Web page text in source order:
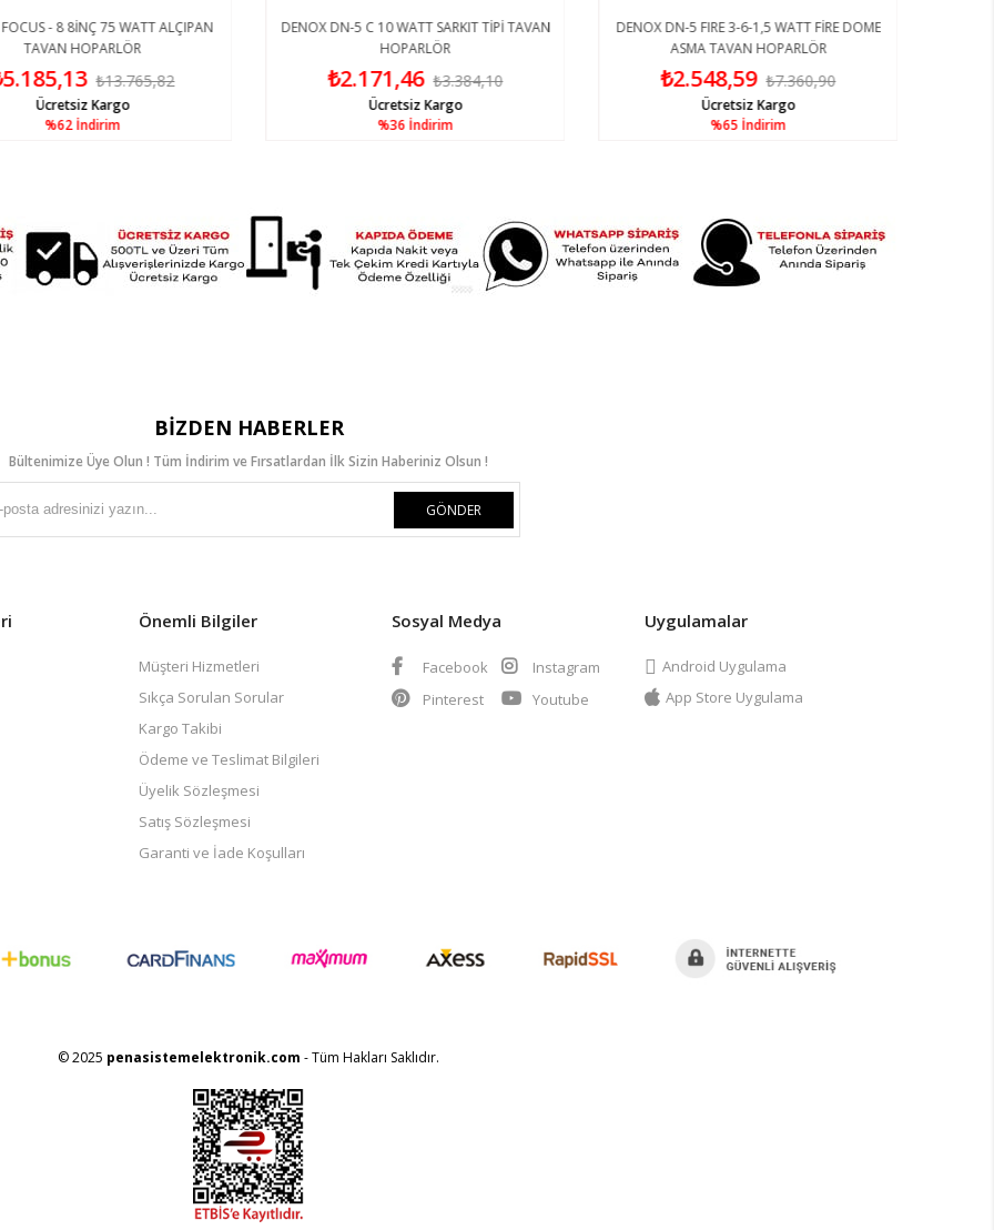
- 8 8İNÇ 75 WATT ALÇIPAN
TAVAN HOPARLÖR
₺13.765,82
%62 İndirim
Ücretsiz Kargo
DENOX DN-5 C 10 WATT SARKIT TİPİ TAVAN
HOPARLÖR
₺2.171,46 ₺3.384,10
%36 İndirim
Ücretsiz Kargo
DENOX DN-5 FIRE 3-6-1,5 WATT FİRE DOME
ASMA TAVAN HOPARLÖR
₺2.548,59 ₺7.360,90
%65 İndirim
Ücretsiz Kargo
BIZDEN HABERLER
Bültenimize Üye Olun ! Tüm İndirim ve Fırsatlardan İlk Sizin Haberiniz Olsun !
GÖNDER
Önemli Bilgiler
Müşteri Hizmetleri
Sıkça Sorulan Sorular
Kargo Takibi
Ödeme ve Teslimat Bilgileri
Üyelik Sözleşmesi
Satış Sözleşmesi
Garanti ve İade Koşulları
Sosyal Medya
Facebook
Instagram
Pinterest
Youtube
Uygulamalar
Android Uygulama
App Store Uygulama
© 2025 penasistemelektronik.com - Tüm Hakları Saklıdır.